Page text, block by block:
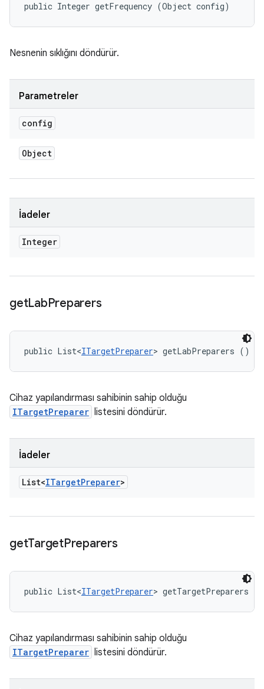
public Integer getFrequency (Object config)
Nesnenin sıklığını döndürür.
Parametreler
config
Object
İadeler
Integer
getLabPreparers
public List<ITargetPreparer> getLabPreparers ()
Cihaz yapılandırması sahibinin sahip olduğu
ITargetPreparer listesini döndürür.
İadeler
List<ITargetPreparer>
getTargetPreparers
public List<ITargetPreparer> getTargetPreparers ()
Cihaz yapılandırması sahibinin sahip olduğu
ITargetPreparer listesini döndürür.